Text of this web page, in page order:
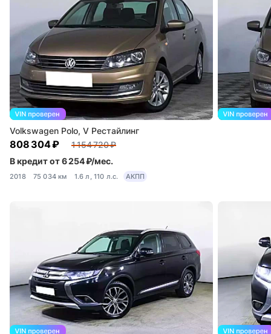
Volkswagen Polo, V Рестайлинг
808 304 ₽
1 154 720 ₽
В кредит от 6 254 ₽/мес.
2018 75 034 км 1.6 л, 110 л.с. АКПП